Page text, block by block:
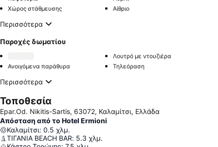
Χώρος στάθμευσης
Αίθριο
Περισσότερα
Παροχές δωματίου
Λουτρό με ντουζιέρα
Ανοιγόμενα παράθυρα
Τηλεόραση
Περισσότερα
Τοποθεσία
Epar.Od. Nikitis-Sartis, 63072, Καλαμίτσι, Ελλάδα
Απόσταση από το Hotel Ermioni
Καλαμίτσι: 0.5 χλμ.
ΤΙΓΑΝΙΑ BEACH BAR: 5.3 χλμ.